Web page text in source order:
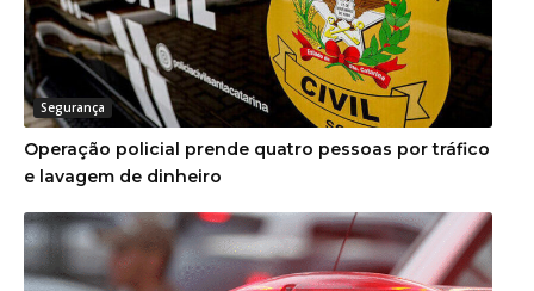
Segurança
Operação policial prende quatro pessoas por tráfico
e lavagem de dinheiro